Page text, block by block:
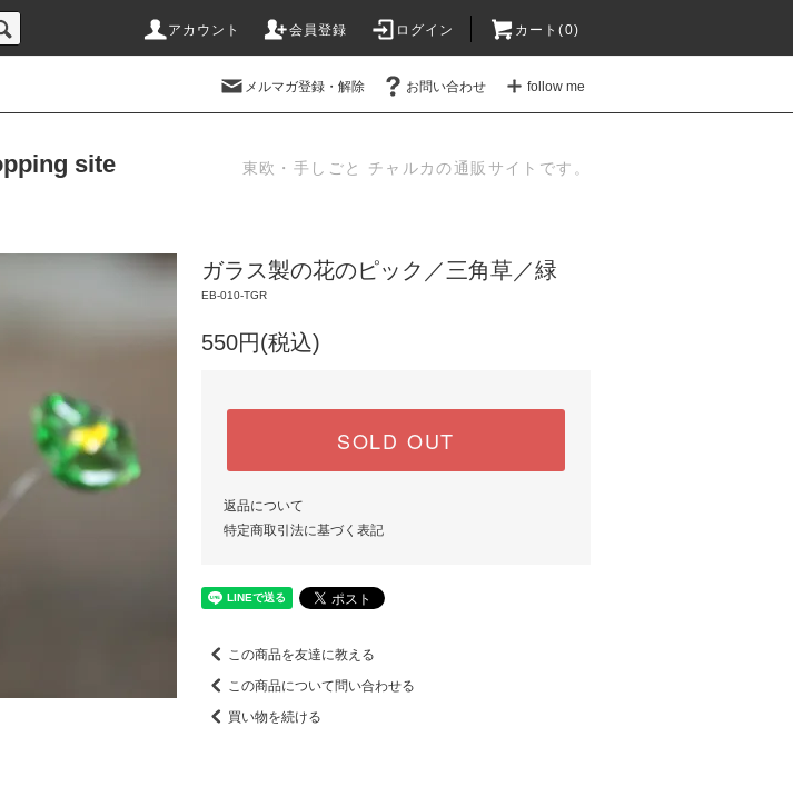
アカウント 会員登録 ログイン カート(0)
メルマガ登録・解除 お問い合わせ follow me
site 東欧・手しごと チャルカの通販サイトです。
ガラス製の花のピック／三角草／緑
EB-010-TGR
550円(税込)
SOLD OUT
返品について
特定商取引法に基づく表記
この商品を友達に教える
この商品について問い合わせる
買い物を続ける